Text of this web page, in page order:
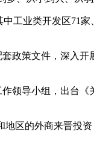
业类开发区71
策文件，深入开
导小组，出台《
的外商来晋投资